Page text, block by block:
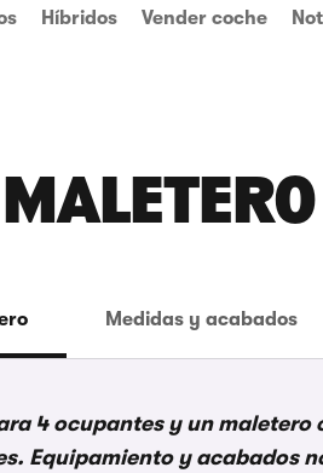
Híbridos Vender coche
Medidas y acabados
4 ocupantes y un
Equipamiento y acabados